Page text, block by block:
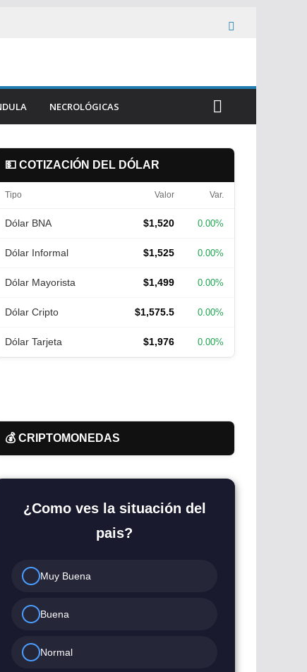
NECROLÓGICAS
💵 COTIZACIÓN DEL DÓLAR
Tipo Valor Var.
Dólar BNA $1,520 0.00%
Dólar Informal $1,525 0.00%
Dólar Mayorista $1,499 0.00%
Dólar Cripto $1,575.5 0.00%
Dólar Tarjeta $1,976 0.00%
💰 CRIPTOMONEDAS
¿Como ves la situación del
pais?
Muy Buena
Buena
Normal